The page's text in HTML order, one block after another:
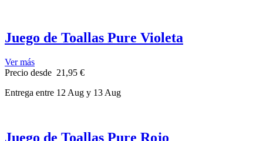
Juego de Toallas Pure Violeta
Ver más
Precio desde 21,95 €
Entrega entre 12 Aug y 13 Aug
Juego de Toallas Pure Rojo